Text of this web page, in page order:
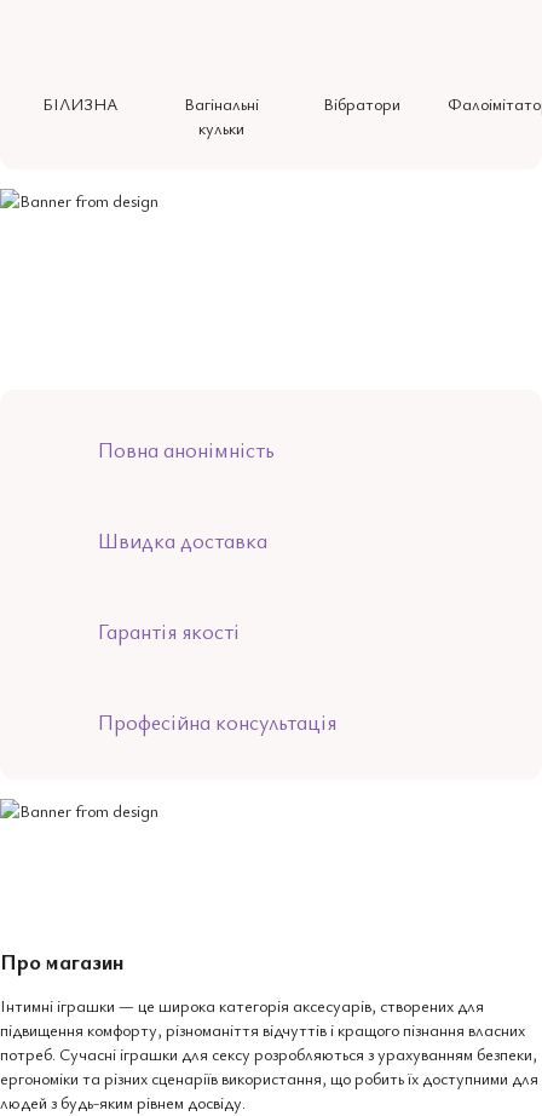
БІЛИЗНА
Вагінальні
кульки
Вібратори
Повна анонімність
Швидка доставка
Гарантія якості
Професійна консультація
Про магазин
Інтимні іграшки — це широка категорія аксесуарів, створених для
підвищення комфорту, різноманіття відчуттів і кращого пізнання власних
потреб. Сучасні іграшки для сексу розробляються з урахуванням безпеки,
ергономіки та різних сценаріїв використання, що робить їх доступними для
людей з будь-яким рівнем досвіду.